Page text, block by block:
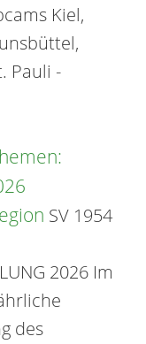
Kiel,
Pauli -
SV 1954
2026 Im
des